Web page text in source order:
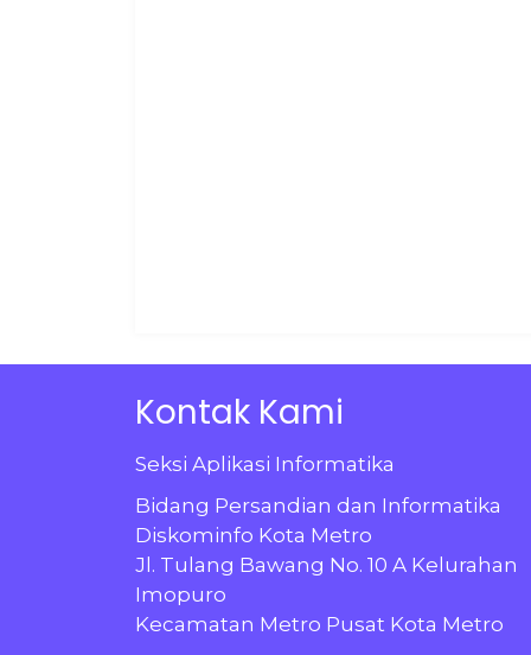
Kontak Kami
Seksi Aplikasi Informatika
Bidang Persandian dan Informatika
Diskominfo Kota Metro
Jl. Tulang Bawang No. 10 A Kelurahan
Imopuro
Kecamatan Metro Pusat Kota Metro